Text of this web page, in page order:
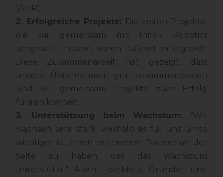
(AMR).
2. Erfolgreiche Projekte: Die ersten Projekte,
die wir gemeinsam mit Innok Robotics
umgesetzt haben, waren äußerst erfolgreich.
Diese Zusammenarbeit hat gezeigt, dass
unsere Unternehmen gut zusammenpassen
und wir gemeinsam Projekte zum Erfolg
führen können.
3. Unterstützung beim Wachstum: “Wir
wachsen sehr stark, weshalb es für uns umso
wichtiger ist, einen erfahrenen Partner an der
Seite zu haben, der das Wachstum
unterstützt.“ Alwin Heerklotz, Gründer und